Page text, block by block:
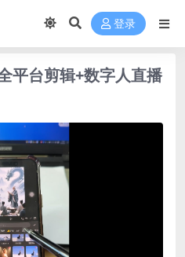
登录
平台剪辑+数字人直播